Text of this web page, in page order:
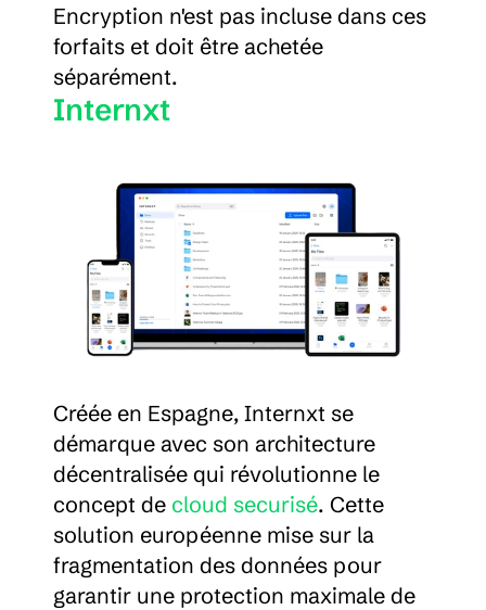
Encryption n'est pas incluse dans ces
forfaits et doit être achetée
séparément.
Internxt
Créée en Espagne, Internxt se
démarque avec son architecture
décentralisée qui révolutionne le
concept de cloud securisé. Cette
solution européenne mise sur la
fragmentation des données pour
garantir une protection maximale de